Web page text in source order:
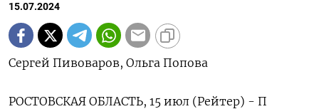
15.07.2024
Сергей Пивоваров, Ольга Попова
РОСТОВСКАЯ ОБЛАСТЬ, 15 июл (Рейтер) - П